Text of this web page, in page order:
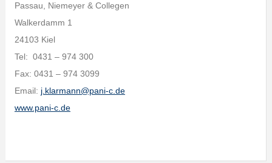
Passau, Niemeyer & Collegen
Walkerdamm 1
24103 Kiel
Tel: 0431 – 974 300
Fax: 0431 – 974 3099
Email: j.klarmann@pani-c.de
www.pani-c.de